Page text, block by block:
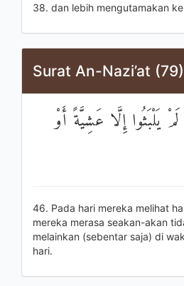
38. dan lebih mengutamakan
Surat An-Nazi’at
يَلْبَثُوا إِلَّا عَشِيَّةً أَوْ
46. Pada hari mereka melihat
mereka merasa seakan-akan
melainkan (sebentar saja) di
hari.